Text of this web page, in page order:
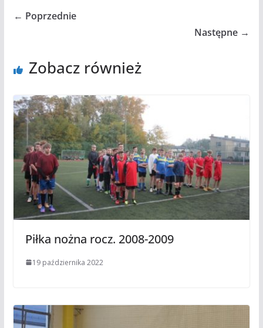
← Poprzednie
Następne →
Zobacz również
Piłka nożna rocz. 2008-2009
19 października 2022